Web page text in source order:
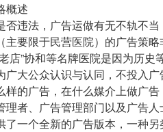
概述
违法，广告运做有无不轨不当
要限于民营医院）的广告策
店”协和等名牌医院是因为历
大公众认识与认同，不投入广
的广告，在什么媒介上做广告
理者、广告管理部门以及广告
了一个全新的广告版本，一种